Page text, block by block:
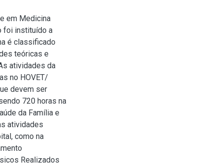
em Medicina
foi instituído a
é classificado
teóricas e
atividades da
no HOVET/
devem ser
720 horas na
da Família e
atividades
como na
Realizados